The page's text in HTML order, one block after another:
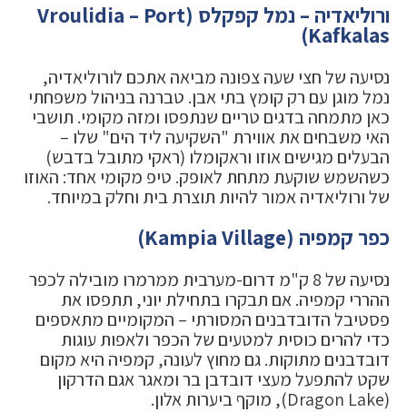
ורוליאדיה – נמל קפקלס (Vroulidia – Port
Kafkalas)
נסיעה של חצי שעה צפונה מביאה אתכם לורוליאדיה,
נמל מוגן עם רק קומץ בתי אבן. טברנה בניהול משפחתי
כאן מתמחה בדגים טריים שנתפסו ומזה מקומי. תושבי
האי משבחים את אווירת "השקיעה ליד הים" שלו –
הבעלים מגישים אוזו וראקומלו (ראקי מתובל בדבש)
כשהשמש שוקעת מתחת לאופק. טיפ מקומי אחד: האוזו
של ורוליאדיה אמור להיות תוצרת בית וחלק במיוחד.
כפר קמפיה (Kampia Village)
נסיעה של 8 ק"מ דרום-מערבית ממרמרו מובילה לכפר
ההררי קמפיה. אם תבקרו בתחילת יוני, תתפסו את
פסטיבל הדובדבנים המסורתי – המקומיים מתאספים
כדי להרים כוסית למטעים של הכפר ולאפות עוגות
דובדבנים מתוקות. גם מחוץ לעונה, קמפיה היא מקום
שקט להתפעל מעצי דובדבן בר ומאגר אגם הדרקון
(Dragon Lake), מוקף ביערות אלון.